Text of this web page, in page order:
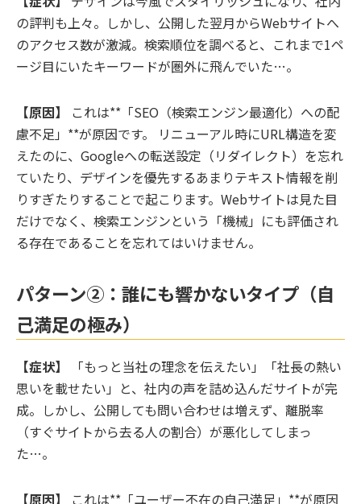
の評判も上々。しかし、公開した翌月からWebサイトへ
のアクセス数が激減。検索順位を調べると、これまで1ペ
ージ目にいたキーワードが圏外に飛んでいた…。
【原因】
これは**「SEO（検索エンジン最適化）への配
慮不足」**が原因です。 リニューアル時にURL構造を変
えたのに、Googleへの転送設定（リダイレクト）を忘れ
ていたり、デザインを優先するあまりテキスト情報を削
りすぎたりすることで起こります。Webサイトは見た目
だけでなく、検索エンジンという「機械」にも評価され
る存在であることを忘れてはいけません。
パターン②：誰にも響かないタイプ（自
己満足の極み）
【症状】
「もっと当社の理念を伝えたい」「社長の熱い
思いを載せたい」と、社内の声を詰め込んだサイトが完
成。しかし、公開しても問い合わせは増えず、離脱率
（すぐサイトから去る人の割合）が悪化してしまっ
た…。
【原因】
これは**「ユーザー不在の自己満足」**が原因